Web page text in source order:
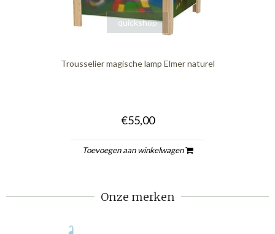
quickshop
Trousselier magische lamp Elmer naturel
€55,00
Toevoegen aan winkelwagen
Onze merken